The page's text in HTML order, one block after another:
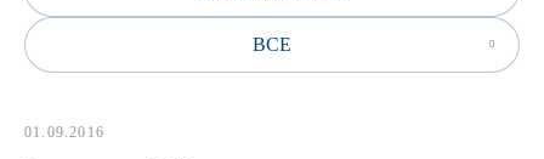
ВСЕ
01.09.2016